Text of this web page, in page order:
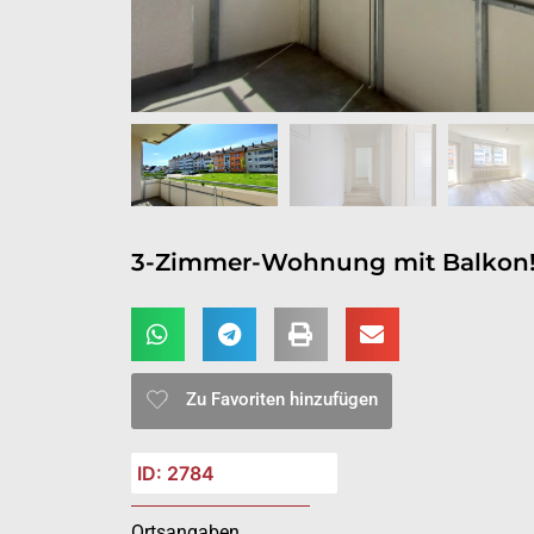
3-Zimmer-Wohnung mit
Zu Favoriten hinzufügen
ID: 2784